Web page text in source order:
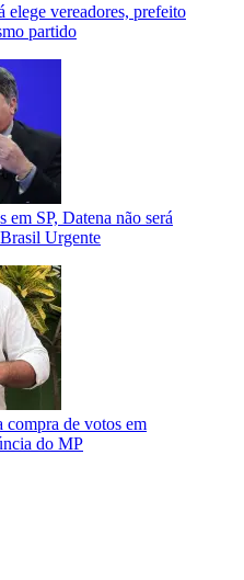
elege vereadores, prefeito
partido
em SP, Datena não será
Urgente
compra de votos em
do MP